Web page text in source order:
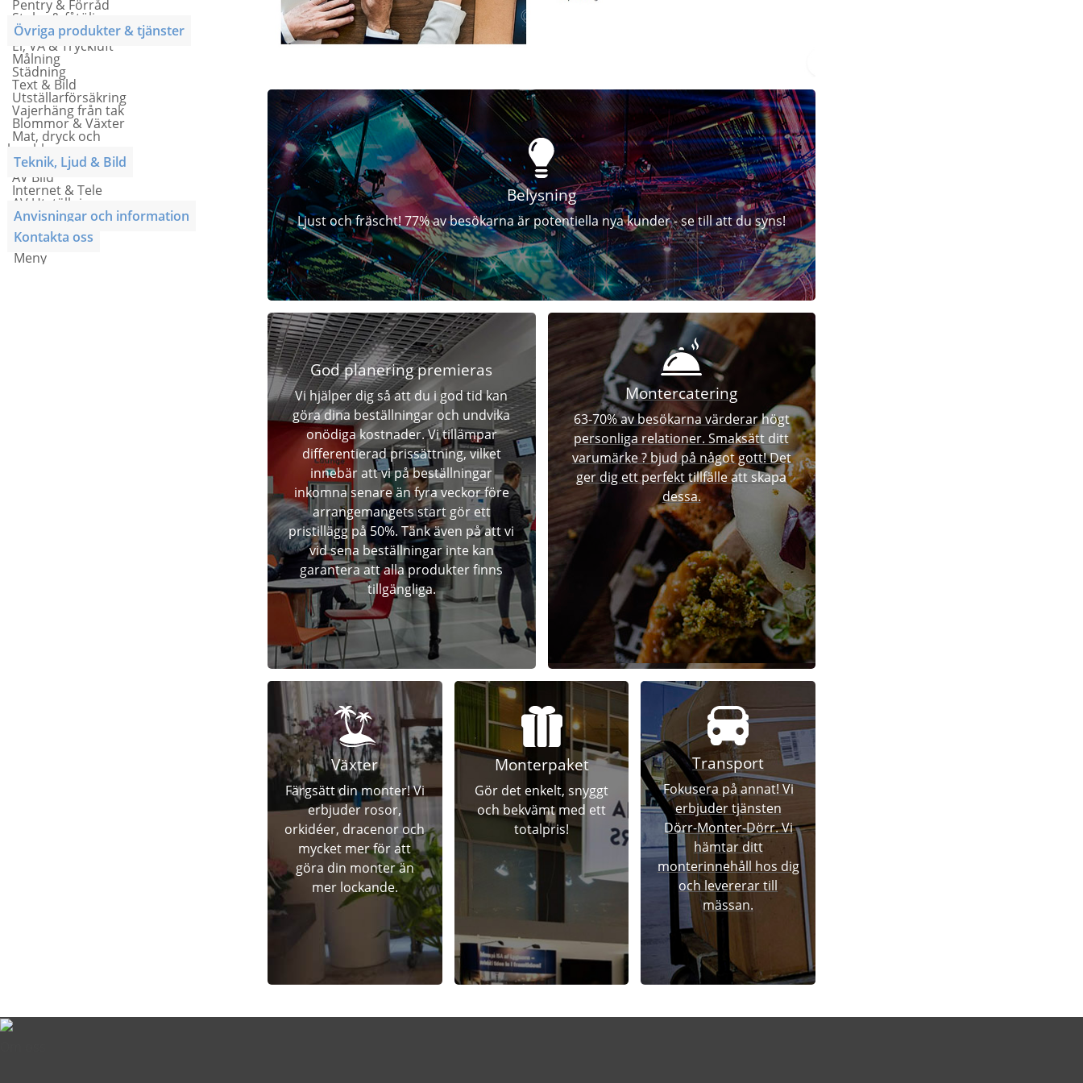
Pentry & Förråd
Stolar & fåtöljer
Övriga produkter & tjänster
El, VA & Tryckluft
Målning
Städning
Text & Bild
Utställarförsäkring
Vajerhäng från tak
Blommor & Växter
Mat, dryck och
lunchkuponger
Teknik, Ljud & Bild
AV Bild
Internet & Tele
AV Utställning
Anvisningar och information
Kontakta oss
Meny
Belysning
Ljust och fräscht! 77% av besökarna är potentiella nya kunder - se till att du syns!
God planering premieras
Vi hjälper dig så att du i god tid kan
göra dina beställningar och undvika
onödiga kostnader. Vi tillämpar
differentierad prissättning, vilket
innebär att vi på beställningar
inkomna senare än fyra veckor före
arrangemangets start gör ett
pristillägg på 50%. Tänk även på att vi
vid sena beställningar inte kan
garantera att alla produkter finns
tillgängliga.
Montercatering
63-70% av besökarna värderar högt
personliga relationer. Smaksätt ditt
varumärke ? bjud på något gott! Det
ger dig ett perfekt tillfälle att skapa
dessa.
Växter
Färgsätt din monter! Vi
erbjuder rosor,
orkidéer, dracenor och
mycket mer för att
göra din monter än
mer lockande.
Monterpaket
Gör det enkelt, snyggt
och bekvämt med ett
totalpris!
Transport
Fokusera på annat! Vi
erbjuder tjänsten
Dörr-Monter-Dörr. Vi
hämtar ditt
monterinnehåll hos dig
och levererar till
mässan.